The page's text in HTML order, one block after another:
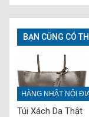
BẠN CŨNG CÓ
HÀNG NHẬT NỘI
Túi Xách Da Thật